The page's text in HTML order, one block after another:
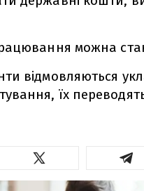
можна
відмовляються
їх